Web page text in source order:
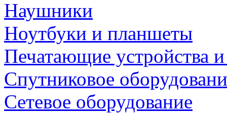
Наушники
Ноутбуки и планшеты
Печатающие устройства
Спутниковое
Сетевое оборудование